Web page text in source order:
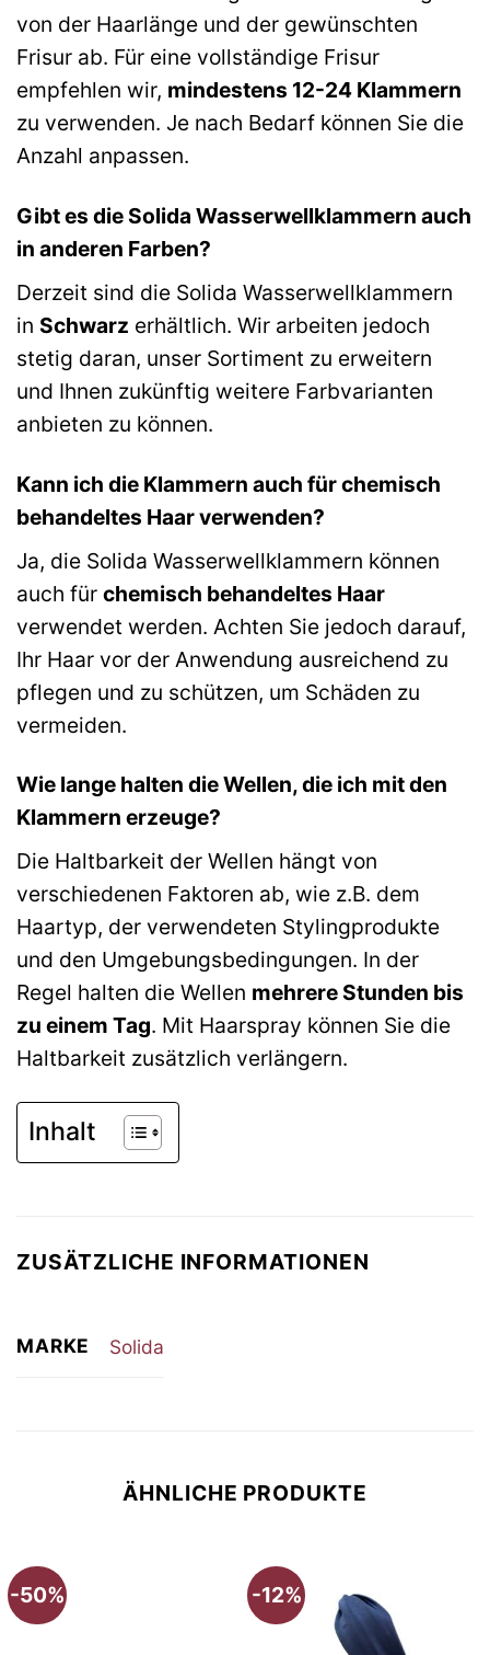
von der Haarlänge und der gewünschten
Frisur ab. Für eine vollständige Frisur
empfehlen wir, mindestens 12-24 Klammern
zu verwenden. Je nach Bedarf können Sie die
Anzahl anpassen.
Gibt es die Solida Wasserwellklammern auch
in anderen Farben?
Derzeit sind die Solida Wasserwellklammern
in Schwarz erhältlich. Wir arbeiten jedoch
stetig daran, unser Sortiment zu erweitern
und Ihnen zukünftig weitere Farbvarianten
anbieten zu können.
Kann ich die Klammern auch für chemisch
behandeltes Haar verwenden?
Ja, die Solida Wasserwellklammern können
auch für chemisch behandeltes Haar
verwendet werden. Achten Sie jedoch darauf,
Ihr Haar vor der Anwendung ausreichend zu
pflegen und zu schützen, um Schäden zu
vermeiden.
Wie lange halten die Wellen, die ich mit den
Klammern erzeuge?
Die Haltbarkeit der Wellen hängt von
verschiedenen Faktoren ab, wie z.B. dem
Haartyp, der verwendeten Stylingprodukte
und den Umgebungsbedingungen. In der
Regel halten die Wellen mehrere Stunden bis
zu einem Tag. Mit Haarspray können Sie die
Haltbarkeit zusätzlich verlängern.
Inhalt
ZUSÄTZLICHE INFORMATIONEN
MARKE Solida
ÄHNLICHE PRODUKTE
-50% -12%